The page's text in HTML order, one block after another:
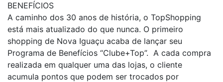
BENEFÍCIOS
A caminho dos 30 anos de história, o TopShopping
está mais atualizado do que nunca. O primeiro
shopping de Nova Iguaçu acaba de lançar seu
Programa de Benefícios “Clube+Top”. A cada compra
realizada em qualquer uma das lojas, o cliente
acumula pontos que podem ser trocados por